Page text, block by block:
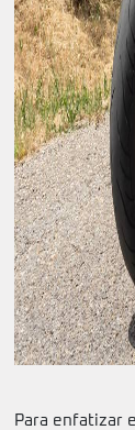
Para enfatizar